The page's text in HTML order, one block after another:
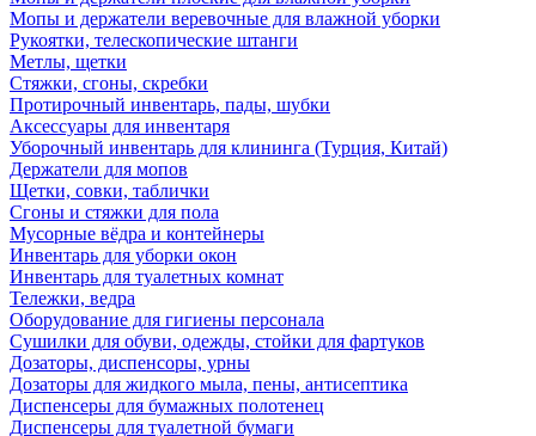
Мопы и держатели веревочные для влажной уборки
Рукоятки, телескопические штанги
Метлы, щетки
Стяжки, сгоны, скребки
Протирочный инвентарь, пады, шубки
Аксессуары для инвентаря
Уборочный инвентарь для клининга (Турция, Китай)
Держатели для мопов
Щетки, совки, таблички
Сгоны и стяжки для пола
Мусорные вёдра и контейнеры
Инвентарь для уборки окон
Инвентарь для туалетных комнат
Тележки, ведра
Оборудование для гигиены персонала
Сушилки для обуви, одежды, стойки для фартуков
Дозаторы, диспенсоры, урны
Дозаторы для жидкого мыла, пены, антисептика
Диспенсеры для бумажных полотенец
Диспенсеры для туалетной бумаги